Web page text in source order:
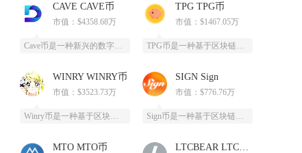
CAVE CAVE币
市值：$4358.68万
TPG TPG币
市值：$1467.05万
WINRY WINRY币
市值：$3523.73万
SIGN Sign
市值：$776.76万
MTO MTO币